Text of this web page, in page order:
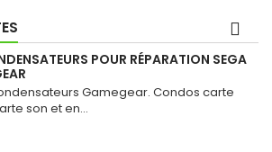
POUR RÉPARATION SEGA
Gamegear. Condos carte
son et en...